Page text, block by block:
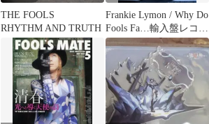
THE FOOLS
RHYTHM AND TRUTH
Frankie Lymon / Why Do
Fools Fa…輸入盤レコー
ド